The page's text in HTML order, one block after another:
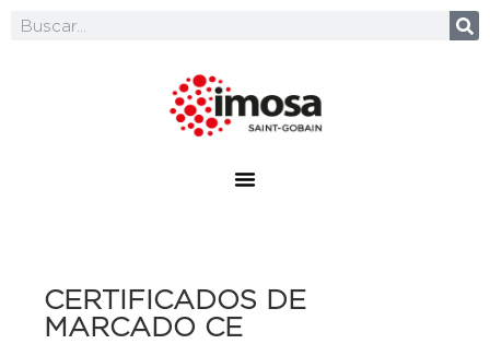
CERTIFICADOS DE
MARCADO CE